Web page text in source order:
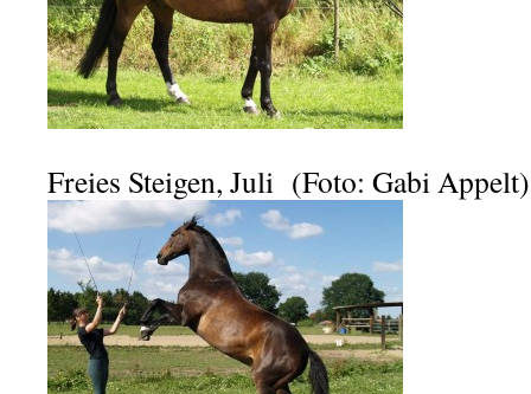
Freies Steigen, Juli (Foto: Gabi Appelt)